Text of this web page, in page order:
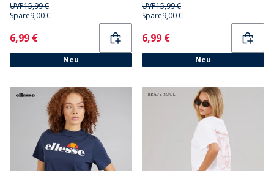
UVP15,99 €
Spare9,00 €
Current
6,99 €
Neu
UVP15,99 €
Spare9,00 €
Current
6,99 €
Neu